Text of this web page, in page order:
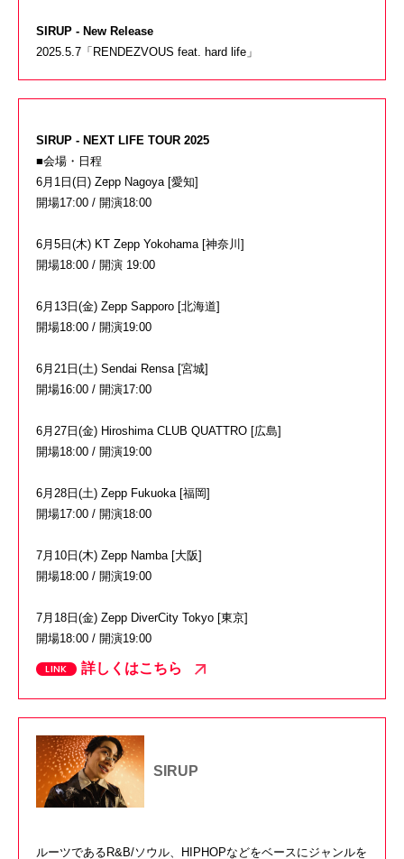
SIRUP - New Release
2025.5.7「RENDEZVOUS feat. hard life」
SIRUP - NEXT LIFE TOUR 2025
■会場・日程
6月1日(日) Zepp Nagoya [愛知]
開場17:00 / 開演18:00
6月5日(木) KT Zepp Yokohama [神奈川]
開場18:00 / 開演 19:00
6月13日(金) Zepp Sapporo [北海道]
開場18:00 / 開演19:00
6月21日(土) Sendai Rensa [宮城]
開場16:00 / 開演17:00
6月27日(金) Hiroshima CLUB QUATTRO [広島]
開場18:00 / 開演19:00
6月28日(土) Zepp Fukuoka [福岡]
開場17:00 / 開演18:00
7月10日(木) Zepp Namba [大阪]
開場18:00 / 開演19:00
7月18日(金) Zepp DiverCity Tokyo [東京]
開場18:00 / 開演19:00
詳しくはこちら
SIRUP
ルーツであるR&B/ソウル、HIPHOPなどをベースにジャンルを